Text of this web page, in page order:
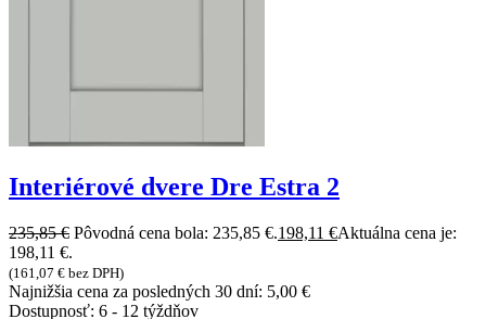
Interiérové dvere Dre Estra 2
235,85€ Pôvodná cena bola: 235,85 €.198,11 €Aktuálna cena je:
198,11 €.
(161,07 € bez DPH)
Najnižšia cena za posledných 30 dní: 5,00 €
Dostupnosť: 6 - 12 týždňov